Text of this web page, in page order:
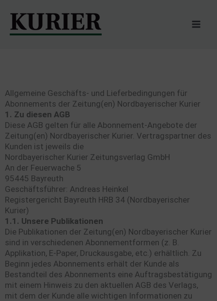
Inhalt
springen
Allgemeine Geschäfts- und Lieferbedingungen für
Abonnements der Zeitung(en) Nordbayerischer Kurier
1. Zu diesen AGB
Diese AGB gelten für alle Abonnement-Angebote der
Zeitung(en) Nordbayerischer Kurier. Vertragspartner des
Kunden ist jeweils die
Nordbayerischer Kurier Zeitungsverlag GmbH
An der Feuerwache 5
95445 Bayreuth
Geschäftsführer: Andreas Heinkel
Registergericht Bayreuth HRB 34 (Nordbayerischer
Kurier)
1.1. Unsere Publikationen
Die Publikationen der Zeitung(en) Nordbayerischer Kurier
sind in verschiedenen Abonnementformen (z. B.
Applikation, E-Paper, Druckausgabe, etc.) erhältlich. Zu
Beginn jedes Abonnements erhält der Kunde als
Bestandteil des Abonnements eine Auftragsbestätigung
mit einem Hinweis zu den aktuellen AGB des Verlags,
mit dem der Kunde alle wichtigen Informationen zu